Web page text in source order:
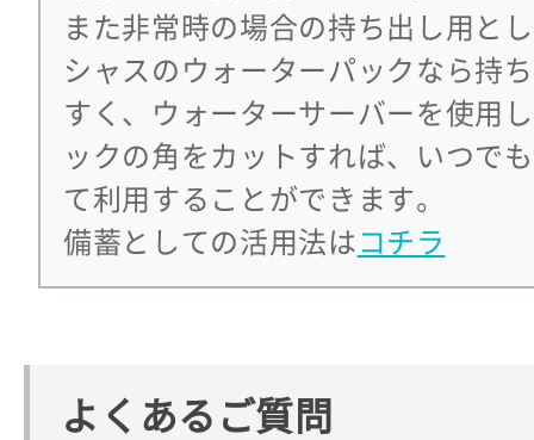
また非常時の場合の持ち出し用と
シャスのウォーターパックなら持
すく、ウォーターサーバーを使用
ックの角をカットすれば、いつで
て利用することができます。
備蓄としての活用法は コチラ
よくあるご質問